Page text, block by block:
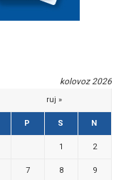
kolovoz 2026
P S N
1 2
7 8 9
ruj »